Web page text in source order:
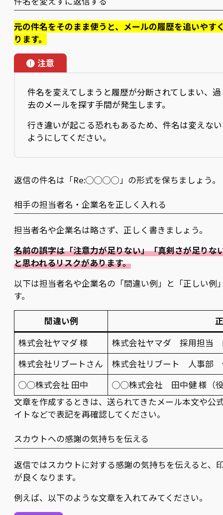
元の件名をそのまま使うと、メールの履歴を追いやす
ります。
注意
件名を変えてしまうと履歴が分断されてしまい、過
去のメールを探す手間が発生します。
行き違いが起こる恐れもあるため、件名は変えない
ようにしてください。
返信の件名は「Re:◯◯◯◯」の形式を保ちましょう。
相手の担当者名・企業名を正しく入れる
担当者名や企業名は略さず、正しく書きましょう。
名前の誤字は「注意力が足りない」「真剣さが足りな
と思われるリスクがあります。
以下は担当者名や企業名の「間違い例」と「正しい例
す。
間違い例
株式会社ヤマダ 様
株式会社ヤマダ 採用担当
株式会社リブートさん
株式会社リブート 人事部
◯◯株式会社 田中
◯◯株式会社 田中健 様（役
文章を作成するときは、送られてきたメール本文や公
イトなどで表記を再確認してください。
スカウトへの感謝の気持ちを伝える
返信ではスカウトに対する感謝の気持ちを伝えると、
が良くなります。
例えば、以下のような文章を入れてみてください。